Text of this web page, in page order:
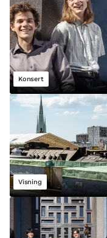
Konsert
Visning